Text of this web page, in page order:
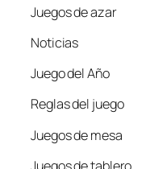
Juegos de azar
Noticias
Juego del Año
Reglas del juego
Juegos de mesa